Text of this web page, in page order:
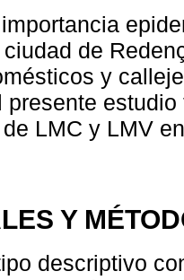
de
y
presente
LMC y LMV
Y
descriptivo